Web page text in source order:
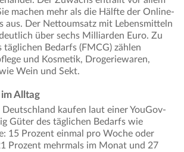
machen mehr als die Hälfte der Online-
aus. Der Nettoumsatz mit Lebensmitteln
über sechs Milliarden Euro. Zu
täglichen Bedarfs (FMCG) zählen
und Kosmetik, Drogeriewaren,
Wein und Sekt.
Alltag
kaufen laut einer YouGov-
Güter des täglichen Bedarfs wie
15 Prozent einmal pro Woche oder
Prozent mehrmals im Monat und 27